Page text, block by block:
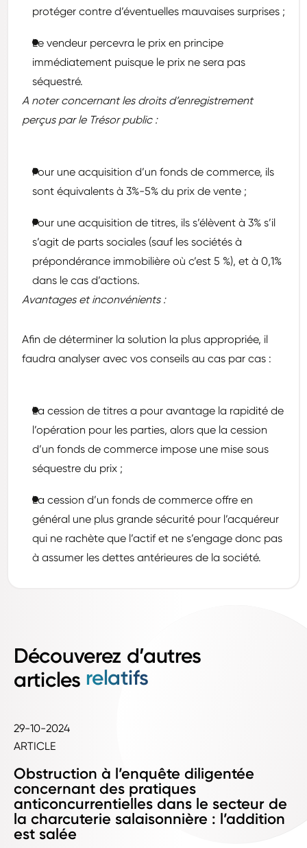
protéger contre d’éventuelles mauvaises surprises ;
Le vendeur percevra le prix en principe
immédiatement puisque le prix ne sera pas
séquestré.
A noter concernant les droits d’enregistrement
perçus par le Trésor public :
Pour une acquisition d’un fonds de commerce, ils
sont équivalents à 3%-5% du prix de vente ;
Pour une acquisition de titres, ils s’élèvent à 3% s’il
s’agit de parts sociales (sauf les sociétés à
prépondérance immobilière où c’est 5 %), et à 0,1%
dans le cas d’actions.
Avantages et inconvénients :
Afin de déterminer la solution la plus appropriée, il
faudra analyser avec vos conseils au cas par cas :
La cession de titres a pour avantage la rapidité de
l’opération pour les parties, alors que la cession
d’un fonds de commerce impose une mise sous
séquestre du prix ;
La cession d’un fonds de commerce offre en
général une plus grande sécurité pour l’acquéreur
qui ne rachète que l’actif et ne s’engage donc pas
à assumer les dettes antérieures de la société.
Découverez d’autres
articles relatifs
29-10-2024
ARTICLE
Obstruction à l’enquête diligentée
concernant des pratiques
anticoncurrentielles dans le secteur de
la charcuterie salaisonnière : l’addition
est salée